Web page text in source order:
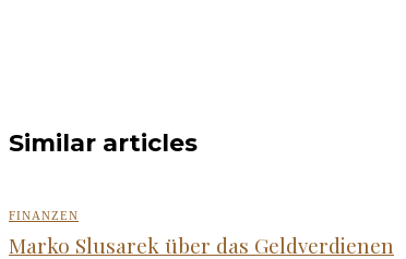
Similar articles
FINANZEN
Marko Slusarek über das Geldverdienen